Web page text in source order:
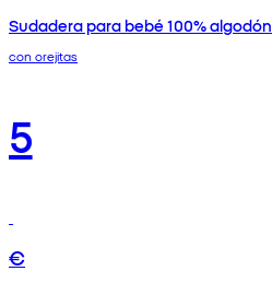
Sudadera para bebé 100% algodón
con orejitas
5
€